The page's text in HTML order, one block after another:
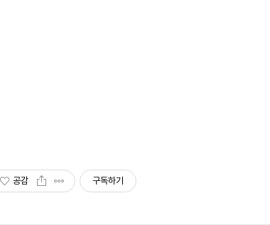
공감 구독하기